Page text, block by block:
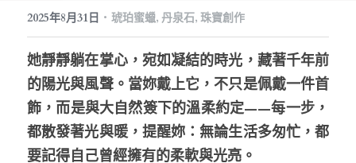
生日紀念
常見問答
搜索
繁體中文
繁體中文
English
珠寶藝廊
2025年8月31日 · 琥珀蜜蠟, 丹泉石, 珠寶創作
她靜靜躺在掌心，宛如凝結的時光，藏著千年前
的陽光與風聲。當妳戴上它，不只是佩戴一件首
飾，而是與大自然簽下的溫柔約定——每一步，
都散發著光與暖，提醒妳：無論生活多匆忙，都
要記得自己曾經擁有的柔軟與光亮。